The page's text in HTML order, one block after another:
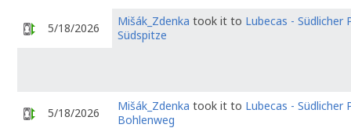
5/18/2026 Mišák_Zdenka took it to Lubecas - Südlicher
Südspitze
5/18/2026 Mišák_Zdenka took it to Lubecas - Südlicher
Bohlenweg